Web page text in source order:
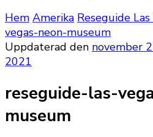
Hem Amerika Reseguide Las
vegas-neon-museum
Uppdaterad den november
2021
reseguide-las-
museum